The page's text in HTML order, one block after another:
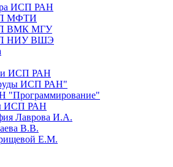
ИСП РАН
МФТИ
ВМК МГУ
НИУ ВШЭ
ИСП РАН
ИСП РАН"
"Программирование"
ИСП РАН
Лаврова И.А.
В.В.
Е.М.